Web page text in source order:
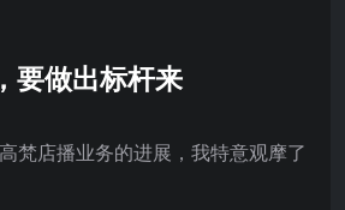
要做出标杆来
梵店播业务的进展，我特意观摩了